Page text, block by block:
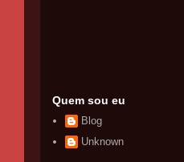
Quem sou eu
Blog
Unknown